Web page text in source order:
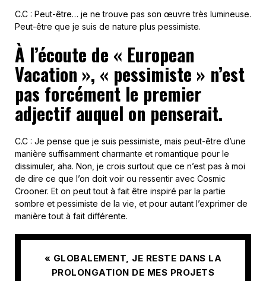
C.C : Peut-être… je ne trouve pas son œuvre très lumineuse.
Peut-être que je suis de nature plus pessimiste.
À l’écoute de « European
Vacation », « pessimiste » n’est
pas forcément le premier
adjectif auquel on penserait.
C.C : Je pense que je suis pessimiste, mais peut-être d’une
manière suffisamment charmante et romantique pour le
dissimuler, aha. Non, je crois surtout que ce n’est pas à moi
de dire ce que l’on doit voir ou ressentir avec Cosmic
Crooner. Et on peut tout à fait être inspiré par la partie
sombre et pessimiste de la vie, et pour autant l’exprimer de
manière tout à fait différente.
« GLOBALEMENT, JE RESTE DANS LA
PROLONGATION DE MES PROJETS